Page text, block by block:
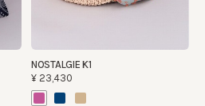
NOSTALGIE K1
¥23,430